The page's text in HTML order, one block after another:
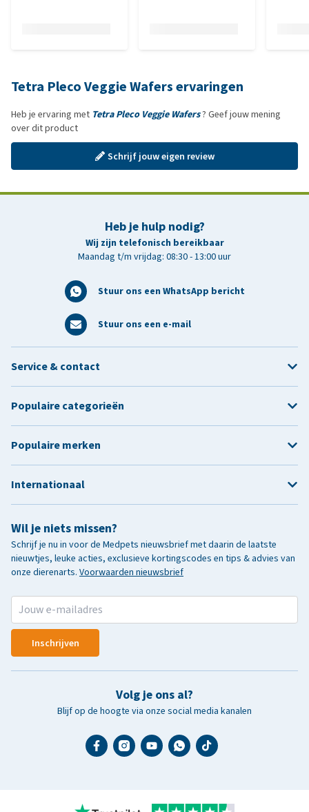
Tetra Pleco Veggie Wafers ervaringen
Heb je ervaring met Tetra Pleco Veggie Wafers? Geef jouw mening
over dit product
Schrijf jouw eigen review
Heb je hulp nodig?
Wij zijn telefonisch bereikbaar
Maandag t/m vrijdag: 08:30 - 13:00 uur
Stuur ons een WhatsApp bericht
Stuur ons een e-mail
Wil je niets missen?
Schrijf je nu in voor de Medpets nieuwsbrief met daarin de laatste
nieuwtjes, leuke acties, exclusieve kortingscodes en tips & advies van
onze dierenarts. Voorwaarden nieuwsbrief
Inschrijven
Volg je ons al?
Blijf op de hoogte via onze social media kanalen
Service & contact
Populaire categorieën
Populaire merken
Internationaal